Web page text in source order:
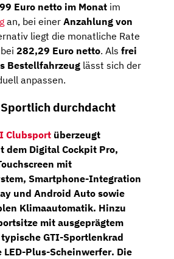
Euro netto im Monat im
an, bei einer Anzahlung von
liegt die monatliche Rate
282,29 Euro netto. Als frei
Bestellfahrzeug lässt sich der
anpassen.
durchdacht
Clubsport überzeugt
dem Digital Cockpit Pro,
mit
Smartphone-Integration
und Android Auto sowie
Klimaautomatik. Hinzu
mit ausgeprägtem
GTI-Sportlenkrad
LED-Plus-Scheinwerfer. Die